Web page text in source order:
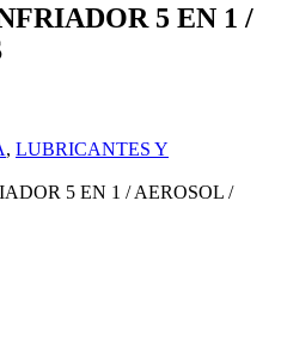
5 EN 1 /
, LUBRICANTES Y
5 EN 1 / AEROSOL /